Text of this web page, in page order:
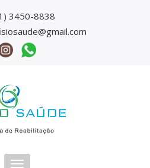
3450-8838